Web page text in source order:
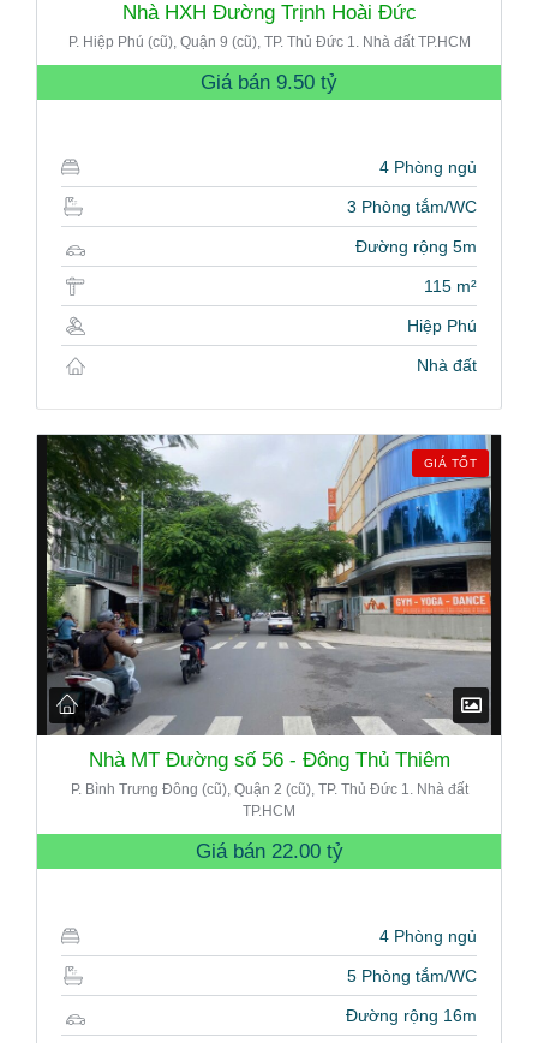
Nhà HXH Đường Trịnh Hoài Đức
P. Hiệp Phú (cũ), Quận 9 (cũ), TP. Thủ Đức 1. Nhà đất TP.HCM
Giá bán 9.50 tỷ
4 Phòng ngủ
3 Phòng tắm/WC
Đường rộng 5m
115 m²
Hiệp Phú
Nhà đất
GIÁ TỐT
Nhà MT Đường số 56 - Đông Thủ Thiêm
P. Bình Trưng Đông (cũ), Quận 2 (cũ), TP. Thủ Đức 1. Nhà đất
TP.HCM
Giá bán 22.00 tỷ
4 Phòng ngủ
5 Phòng tắm/WC
Đường rộng 16m